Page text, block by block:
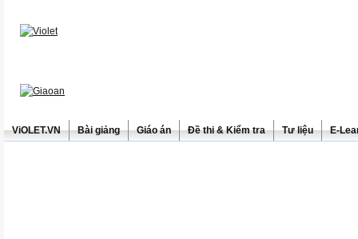
ViOLET.VN Bài giảng Giáo án Đề thi & Kiểm tra Tư liệu E-